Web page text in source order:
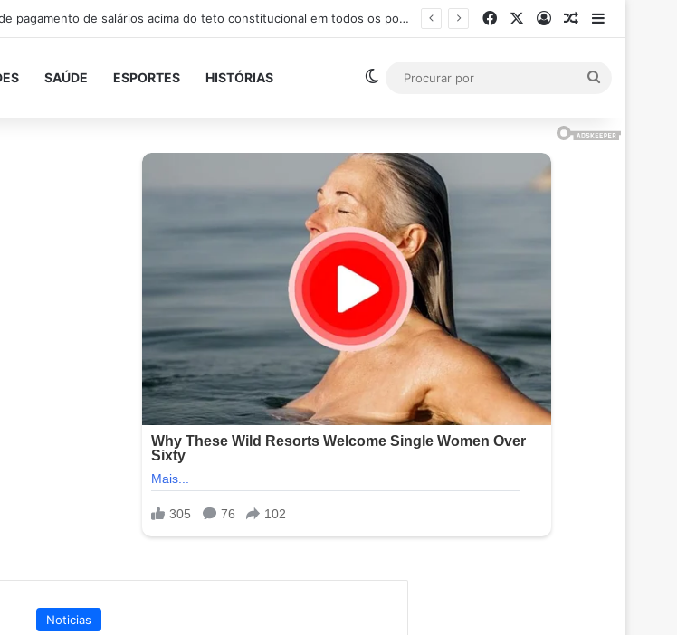
Ministro Flávio Dino suspende pagamento de salários acima do teto constitucional em todos os poderes FacebookEntrarArtigoBarra
SAÚDE ESPORTES HISTÓRIAS Switch skin
Noticias